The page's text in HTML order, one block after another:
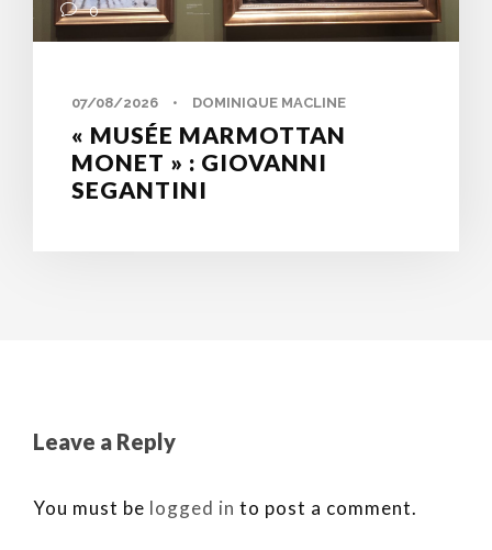
0
07/08/2026 • DOMINIQUE MACLINE
« MUSÉE MARMOTTAN
MONET » : GIOVANNI
SEGANTINI
Leave a Reply
You must be logged in to post a comment.